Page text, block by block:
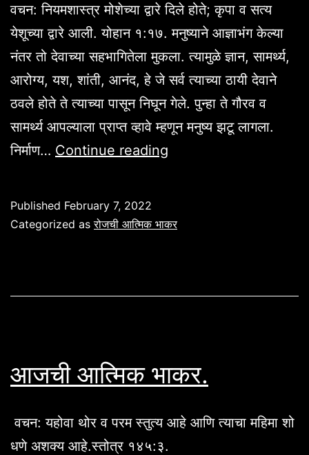
वचन: नियमशास्त्र मोशेच्या द्वारे दिले होते; कृपा व सत्य
येशूच्या द्वारे आली. योहान १:१७. मनुष्याने आज्ञाभंग केल्या
नंतर तो देवाच्या सहभागितेला मुकला. त्यामुळे ज्ञान, सामर्थ्य,
आरोग्य, यश, शांती, आनंद, हे जे सर्व त्याच्या ठायी देवाने
ठवले होते ते त्याच्या पासून निघून गेले. पुन्हा ते गौरव व
सामर्थ्य आपल्याला प्राप्त व्हावे म्हणून मनुष्य झटू लागला.
निर्माण… Continue reading
Published February 7, 2022
Categorized asरोजची आत्मिक भाकर
आजची आत्मिक भाकर.
वचन: यहोवा थोर व परम स्तुत्य आहे आणि त्याचा महिमा शो
धणे अशक्य आहे.स्तोत्र १४५:३.